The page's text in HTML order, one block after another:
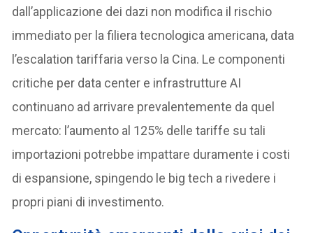
dall’applicazione dei dazi non modifica il rischio
immediato per la filiera tecnologica americana, data
l’escalation tariffaria verso la Cina. Le componenti
critiche per data center e infrastrutture AI
continuano ad arrivare prevalentemente da quel
mercato: l’aumento al 125% delle tariffe su tali
importazioni potrebbe impattare duramente i costi
di espansione, spingendo le big tech a rivedere i
propri piani di investimento.